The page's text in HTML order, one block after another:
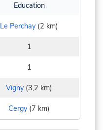
Education
Le Perchay (2 km)
1
1
Vigny (3,2 km)
Cergy (7 km)